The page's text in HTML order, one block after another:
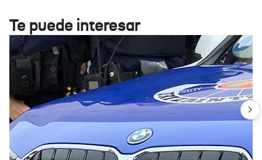
Te puede interesar